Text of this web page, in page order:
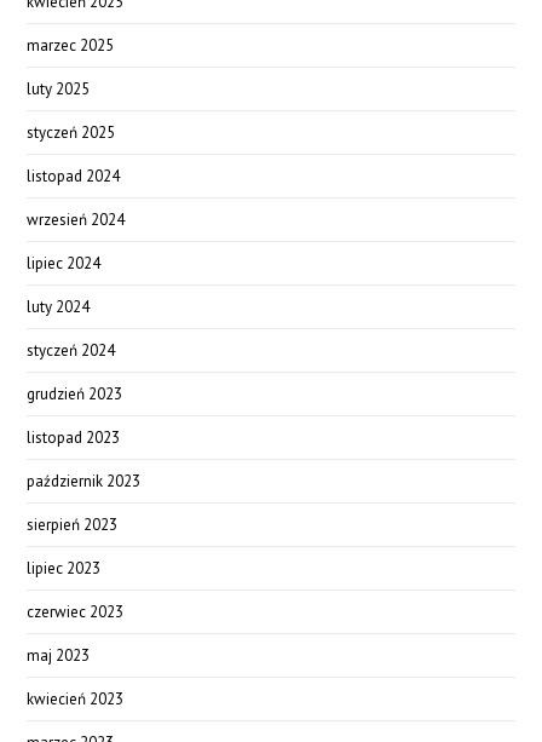
marzec 2025
luty 2025
styczeń 2025
listopad 2024
wrzesień 2024
lipiec 2024
luty 2024
styczeń 2024
grudzień 2023
listopad 2023
październik 2023
sierpień 2023
lipiec 2023
czerwiec 2023
maj 2023
kwiecień 2023